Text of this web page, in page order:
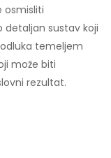
osmisliti
detaljan sustav koji
temeljem
može biti
rezultat.